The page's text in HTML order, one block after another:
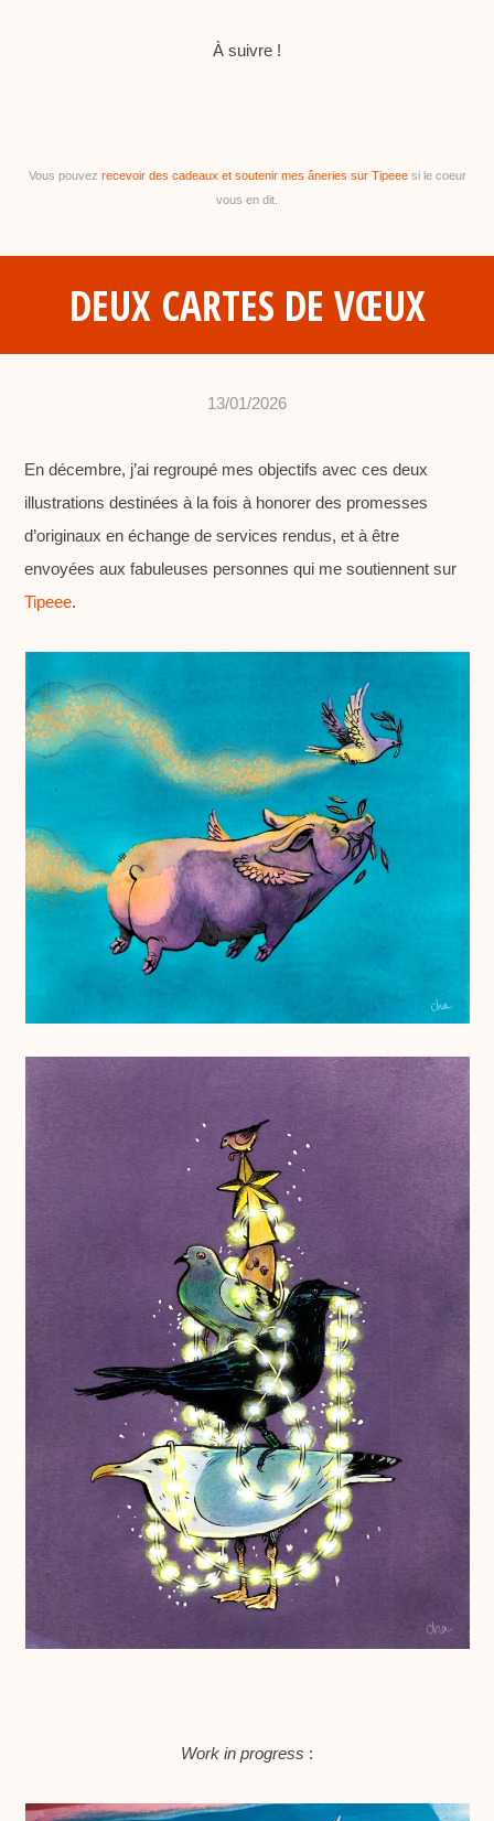
À suivre !
Vous pouvez recevoir des cadeaux et soutenir mes âneries sur Tipeeesi le coeur
vous en dit.
DEUX CARTES DE VŒUX
13/01/2026
h
a
b
d
En décembre, j’ai regroupé mes objectifs avec ces deux
illustrations destinées à la fois à honorer des promesses
d’originaux en échange de services rendus, et à être
envoyées aux fabuleuses personnes qui me soutiennent sur
Tipeee.
Work in progress :